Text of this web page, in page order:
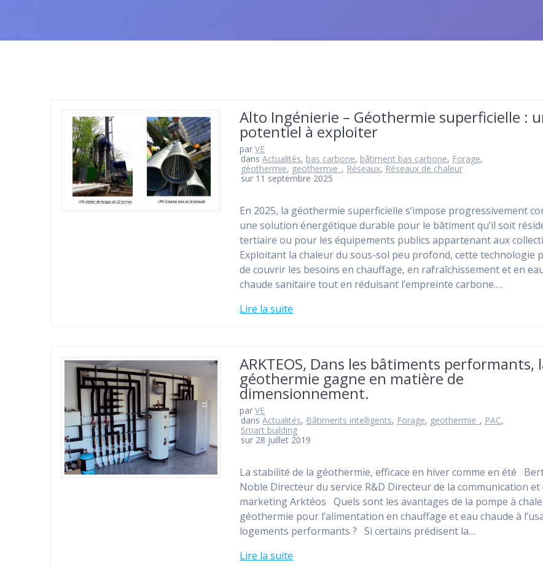
Alto Ingénierie – Géothermie superficielle :
potentiel à exploiter
parVE
dans Actualités, bas carbone, bâtiment bas carbone, Forage,
géothermie, geothermie_ , Réseaux, Réseaux de chaleur
sur 11 septembre 2025
En 2025, la géothermie superficielle s’impose progressivement
une solution énergétique durable pour le bâtiment qu’il soit
tertiaire ou pour les équipements publics appartenant aux
Exploitant la chaleur du sous-sol peu profond, cette technologie
de couvrir les besoins en chauffage, en rafraîchissement et en
chaude sanitaire tout en réduisant l’empreinte carbone.…
Lire la suite
ARKTEOS, Dans les bâtiments performants,
géothermie gagne en matière de
dimensionnement.
parVE
dans Actualités, Bâtiments intelligents, Forage, geothermie_ , PAC,
Smart building
sur 28 juillet 2019
La stabilité de la géothermie, efficace en hiver comme en été
Noble Directeur du service R&D Directeur de la communication et
marketing Arktéos Quels sont les avantages de la pompe à
géothermie pour l’alimentation en chauffage et eau chaude à
logements performants ? Si certains prédisent la…
Lire la suite